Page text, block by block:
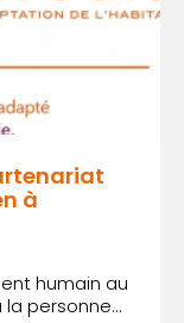
à
humain au
personne...